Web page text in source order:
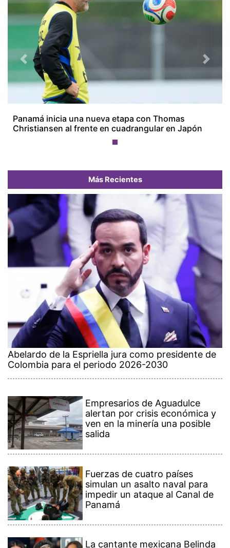
Panamá inicia una nueva etapa con Thomas
Christiansen al frente en cuadrangular en Japón
Previous Next
Más Recientes
Abelardo de la Espriella jura como presidente de
Colombia para el periodo 2026-2030
Empresarios de Aguadulce
alertan por crisis económica y
ven en la minería una posible
salida
Fuerzas de cuatro países
simulan un asalto naval para
impedir un ataque al Canal de
Panamá
La cantante mexicana Belinda